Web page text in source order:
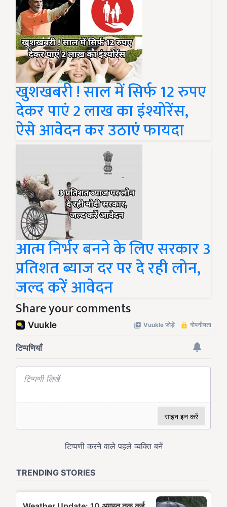
खुशखबरी ! साल में सिर्फ 12 रुपए
देकर पाएं 2 लाख का इंश्योरेंस,
ऐसे आवेदन कर उठाएं फायदा
आत्म निर्भर बनने के लिए सरकार 3
प्रतिशत ब्याज दर पर दे रही लोन,
जल्द करें आवेदन
Share your comments